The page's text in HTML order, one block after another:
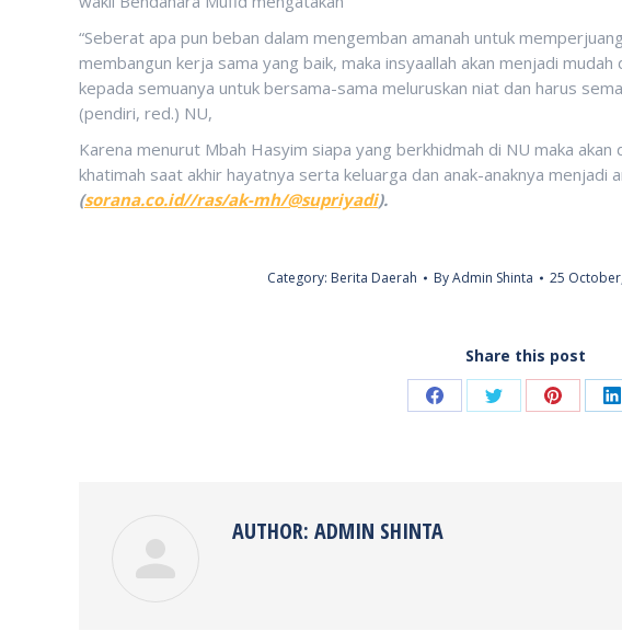
“Seberat apa pun beban dalam mengemban amanah untuk
membangun kerja sama yang baik, maka insyaallah akan menjadi mudah
kepada semuanya untuk bersama-sama meluruskan niat dan harus
(pendiri, red.) NU,
Karena menurut Mbah Hasyim siapa yang berkhidmah di NU maka
khatimah saat akhir hayatnya serta keluarga dan anak-anaknya menjadi
(sorana.co.id//ras/ak-mh/@supriyadi).
Category: Berita Daerah ByAdmin Shinta 25
Share this post
Share Share Share
AUTHOR: ADMIN SHINTA